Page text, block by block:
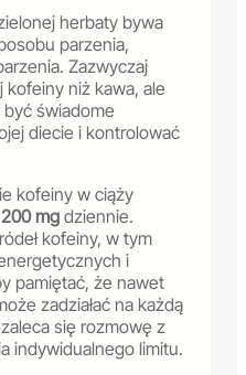
herbaty bywa
parzenia,
Zazwyczaj
kofeiny niż kawa, ale
świadome
diecie i kontrolować
kofeiny w ciąży
200 mg dziennie.
kofeiny, w tym
i
pamiętać, że nawet
zadziałać na każdą
się rozmowę z
indywidualnego limitu.